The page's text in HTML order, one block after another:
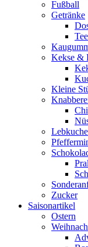
Fußball
Getränke
Kekse &
Kleine
Zucker
Saisonartikel
Ostern